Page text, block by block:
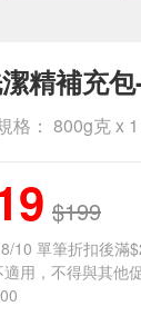
精補充
格： 800g克 x
$199
10 單筆折扣後滿
適用，不得與其他